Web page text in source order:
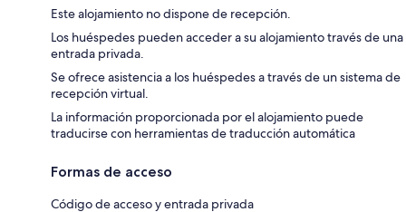
Este alojamiento no dispone de recepción.
Los huéspedes pueden acceder a su alojamiento través de una
entrada privada.
Se ofrece asistencia a los huéspedes a través de un sistema de
recepción virtual.
La información proporcionada por el alojamiento puede
traducirse con herramientas de traducción automática
Formas de acceso
Código de acceso y entrada privada